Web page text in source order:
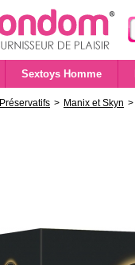
Sextoys Homme
Préservatifs > Manix et Skyn >